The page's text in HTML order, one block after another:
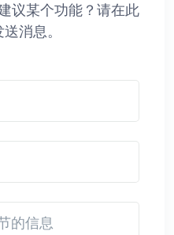
议某个功能？请在此
消息。